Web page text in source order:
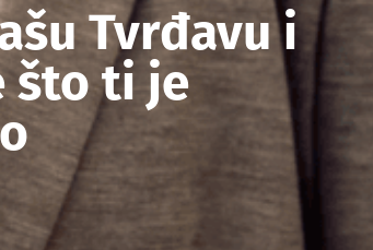
Tvrđavu i
što ti je